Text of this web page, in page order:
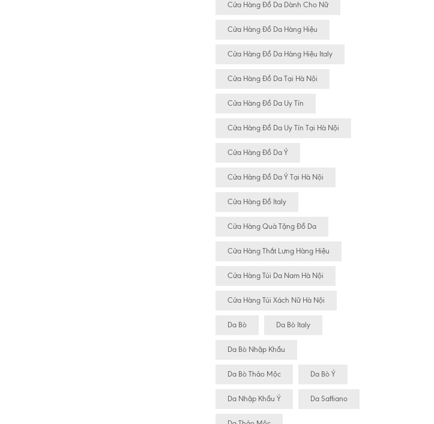
Cửa Hàng Đồ Da Dành Cho Nữ
Cửa Hàng Đồ Da Hàng Hiệu
Cửa Hàng Đồ Da Hàng Hiệu Italy
Cửa Hàng Đồ Da Tại Hà Nội
Cửa Hàng Đồ Da Uy Tín
Cửa Hàng Đồ Da Uy Tín Tại Hà Nội
Cửa Hàng Đồ Da Ý
Cửa Hàng Đồ Da Ý Tại Hà Nội
Cửa Hàng Đồ Italy
Cửa Hàng Quà Tặng Đồ Da
Cửa Hàng Thắt Lưng Hàng Hiệu
Cửa Hàng Túi Da Nam Hà Nội
Cửa Hàng Túi Xách Nữ Hà Nội
Da Bò Da Bò Italy
Da Bò Nhập Khẩu
Da Bò Thảo Mộc Da Bò Ý
Da Nhập Khẩu Ý Da Saffiano